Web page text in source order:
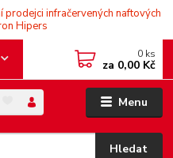
infračervených naftových
Hipers
Menu
Hledat
0 ks
za 0,00 Kč